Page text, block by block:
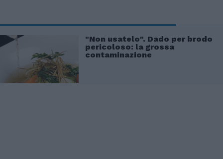
"Non usatelo". Dado per brodo
pericoloso: la grossa
contaminazione